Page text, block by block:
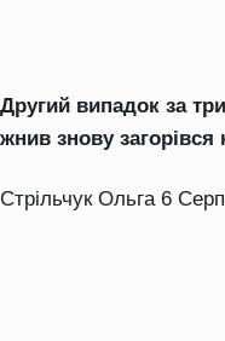
Другий випадок за
жнив знову загорівся
Стрільчук Ольга 6